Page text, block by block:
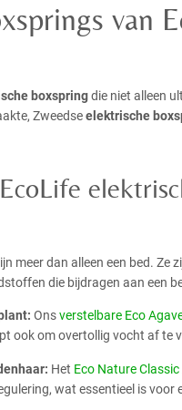
van
boxspringdie niet alleen
Zweedseelektrische
meer dan alleen een bed. Ze
die bijdragen aan een
Onsverstelbare Eco
ook om overtollig vocht af te
Het Eco Nature
wat essentieel is voor